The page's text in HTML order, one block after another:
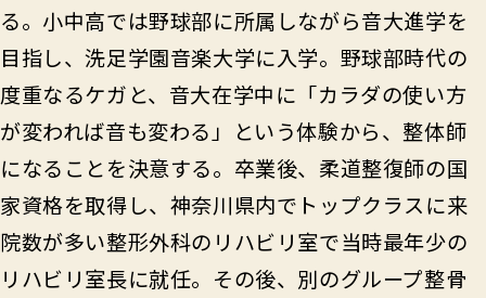
る。小中高では野球部に所属しながら音大進学を
目指し、洗足学園音楽大学に入学。野球部時代の
度重なるケガと、音大在学中に「カラダの使い方
が変われば音も変わる」という体験から、整体師
になることを決意する。卒業後、柔道整復師の国
家資格を取得し、神奈川県内でトップクラスに来
院数が多い整形外科のリハビリ室で当時最年少の
リハビリ室長に就任。その後、別のグループ整骨